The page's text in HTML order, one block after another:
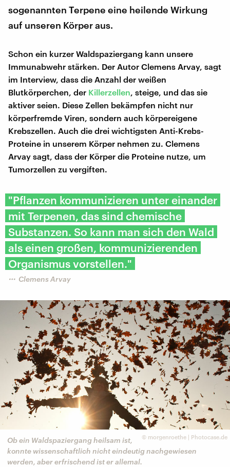
sogenannten Terpene eine heilende Wirkung
auf unseren Körper aus.
Schon ein kurzer Waldspaziergang kann unsere
Immunabwehr stärken. Der Autor Clemens Arvay, sagt
im Interview, dass die Anzahl der weißen
Blutkörperchen, der Killerzellen , steige, und das sie
aktiver seien. Diese Zellen bekämpfen nicht nur
körperfremde Viren, sondern auch körpereigene
Krebszellen. Auch die drei wichtigsten Anti-Krebs-
Proteine in unserem Körper nehmen zu. Clemens
Arvay sagt, dass der Körper die Proteine nutze, um
Tumorzellen zu vergiften.
"Pflanzen kommunizieren unter einander
mit Terpenen, das sind chemische
Substanzen. So kann man sich den Wald
als einen großen, kommunizierenden
Organismus vorstellen."
Clemens Arvay
© morgenroethe | Photocase.de
Ob ein Waldspaziergang heilsam ist,
konnte wissenschaftlich nicht eindeutig nachgewiesen
werden, aber erfrischend ist er allemal.